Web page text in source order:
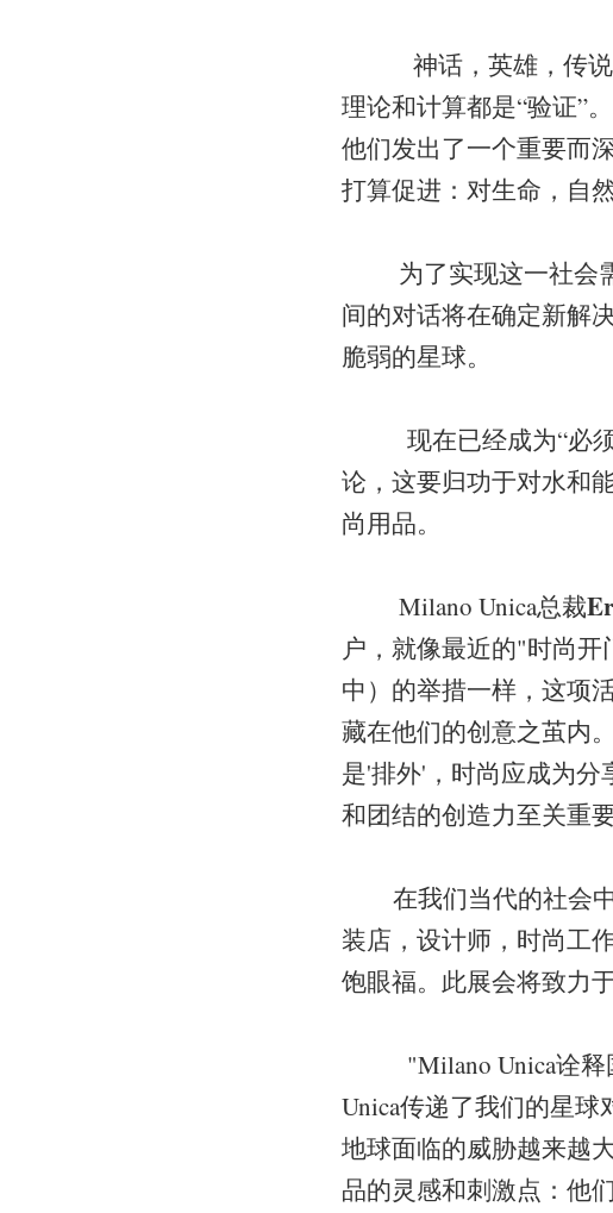
神话，英雄，传说，
理论和计算都是“验证”。
他们发出了一个重要而
打算促进：对生命，自
为了实现这一社会需
间的对话将在确定新解
脆弱的星球。
现在已经成为“必须”
论，这要归功于对水和
尚用品。
Milano Unica总裁
户，就像最近的"时尚
中）的举措一样，这项
藏在他们的创意之茧内
是'排外'，时尚应成为
和团结的创造力至关重要
在我们当代的社会中
装店，设计师，时尚工
饱眼福。此展会将致力
"Milano Unica诠释国
Unica传递了我们的星
地球面临的威胁越来越
品的灵感和刺激点：他